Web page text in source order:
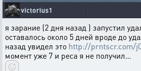
victorius1
я зарание (2 дня назад ) запустил
оставалось около 5 дней вроде до
назад увидел это http://prntscr.com/
момент уже 7 и реса я не получил...